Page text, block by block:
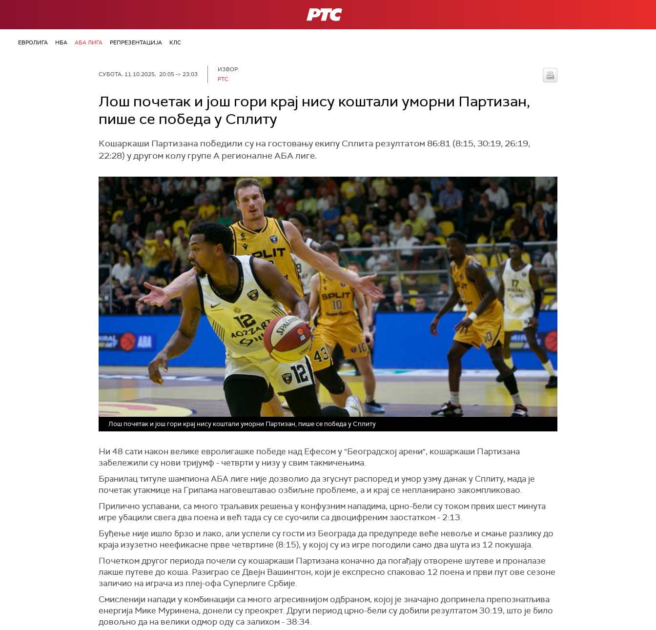
РТС
ЕВРОЛИГА НБА АБА ЛИГА РЕПРЕЗЕНТАЦИЈА КЛС
СУБОТА, 11.10.2025, 20:05 -> 23:03
ИЗВОР:
РТС
Лош почетак и још гори крај нису коштали уморни Партизан,
пише се победа у Сплиту
Кошаркаши Партизана победили су на гостовању екипу Сплита резултатом 86:81 (8:15, 30:19, 26:19,
22:28) у другом колу групе А регионалне АБА лиге.
Лош почетак и још гори крај нису коштали уморни Партизан, пише се победа у Сплиту
Ни 48 сати након велике евролигашке победе над Ефесом у "Београдској арени", кошаркаши Партизана
забележили су нови тријумф - четврти у низу у свим такмичењима.
Бранилац титуле шампиона АБА лиге није дозволио да згуснут распоред и умор узму данак у Сплиту, мада је
почетак утакмице на Грипама наговештавао озбиљне проблеме, а и крај се непланирано закомпликовао.
Прилично успавани, са много траљавих решења у конфузним нападима, црно-бели су током првих шест минута
игре убацили свега два поена и већ тада су се суочили са двоцифреним заостатком - 2:13.
Буђење није ишло брзо и лако, али успели су гости из Београда да предупреде веће невоље и смање разлику до
краја изузетно неефикасне прве четвртине (8:15), у којој су из игре погодили само два шута из 12 покушаја.
Почетком другог периода почели су кошаркаши Партизана коначно да погађају отворене шутеве и проналазе
лакше путеве до коша. Разиграо се Двејн Вашингтон, који је експресно спаковао 12 поена и први пут ове сезоне
заличио на играча из плеј-офа Суперлиге Србије.
Смисленији напади у комбинацији са много агресивнијом одбраном, којој је значајно допринела препознатљива
енергија Мике Муринена, донели су преокрет. Други период црно-бели су добили резултатом 30:19, што је било
довољно да на велики одмор оду са залихом - 38:34.